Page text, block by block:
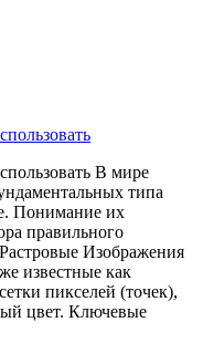
В мире
типа
Понимание их
правильного
Изображения
известные как
пикселей (точек),
цвет. Ключевые